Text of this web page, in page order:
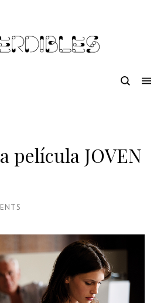
película JOVEN